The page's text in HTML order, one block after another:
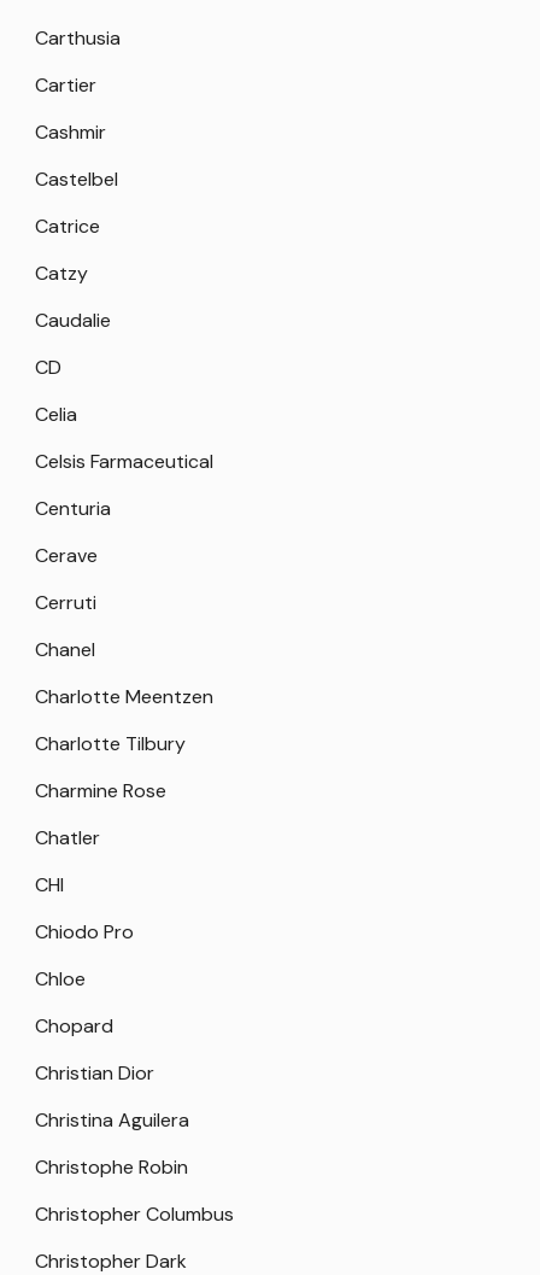
Carthusia
Cartier
Cashmir
Castelbel
Catrice
Catzy
Caudalie
CD
Celia
Celsis Farmaceutical
Centuria
Cerave
Cerruti
Chanel
Charlotte Meentzen
Charlotte Tilbury
Charmine Rose
Chatler
CHI
Chiodo Pro
Chloe
Chopard
Christian Dior
Christina Aguilera
Christophe Robin
Christopher Columbus
Christopher Dark